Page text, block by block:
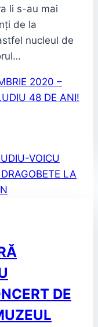
li s-au mai
de la
nucleul de
2020 –
48 DE ANI!
DE